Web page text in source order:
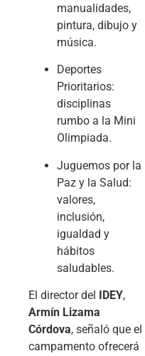
manualidades,
pintura, dibujo y
música.
Deportes
Prioritarios:
disciplinas
rumbo a la Mini
Olimpiada.
Juguemos por la
Paz y la Salud:
valores,
inclusión,
igualdad y
hábitos
saludables.
El director del IDEY,
Armín Lizama
Córdova, señaló que el
campamento ofrecerá